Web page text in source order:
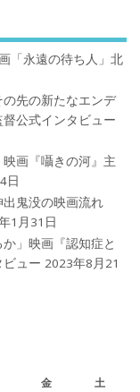
「永遠の待ち人」北
先の新たなエンデ
公式インタビュー
画『囁きの河』主
日
鬼没の映画流れ
1月31日
」映画『認知症と
ュー 2023年8月21
金
土